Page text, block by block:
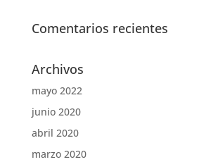
Comentarios recientes
Archivos
mayo 2022
junio 2020
abril 2020
marzo 2020